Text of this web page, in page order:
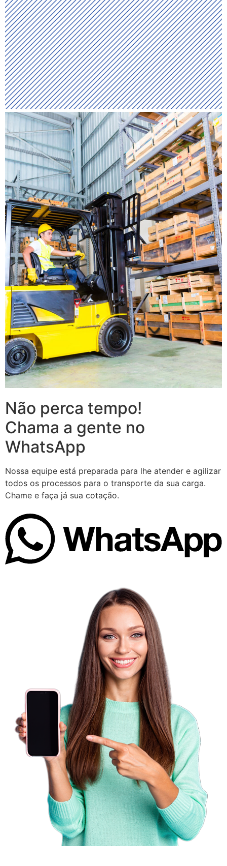
Não perca tempo!
Chama a gente no
WhatsApp
Nossa equipe está preparada para lhe atender e agilizar
todos os processos para o transporte da sua carga.
Chame e faça já sua cotação.